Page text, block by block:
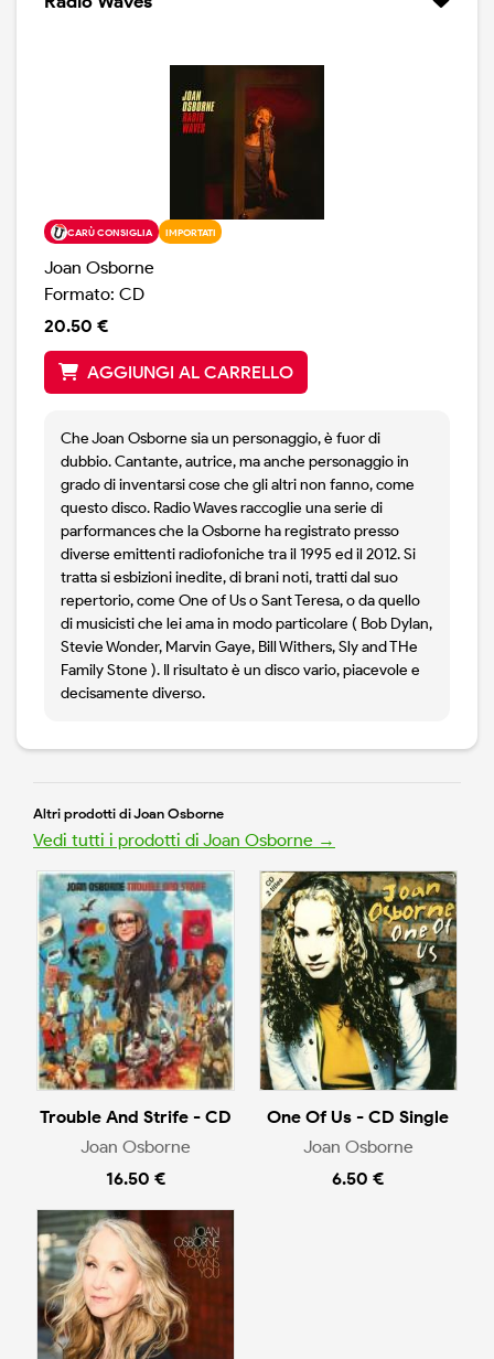
CARÙ CONSIGLIA IMPORTATI
Joan Osborne
Formato: CD
20.50 €
AGGIUNGI AL CARRELLO
Che Joan Osborne sia un personaggio, è fuor di
dubbio. Cantante, autrice, ma anche personaggio in
grado di inventarsi cose che gli altri non fanno, come
questo disco. Radio Waves raccoglie una serie di
parformances che la Osborne ha registrato presso
diverse emittenti radiofoniche tra il 1995 ed il 2012. Si
tratta si esbizioni inedite, di brani noti, tratti dal suo
repertorio, come One of Us o Sant Teresa, o da quello
di musicisti che lei ama in modo particolare ( Bob Dylan,
Stevie Wonder, Marvin Gaye, Bill Withers, Sly and THe
Family Stone ). Il risultato è un disco vario, piacevole e
decisamente diverso.
Altri prodotti di Joan Osborne
Vedi tutti i prodotti di Joan Osborne →
Trouble And Strife - CD
Joan Osborne
16.50 €
One Of Us - CD Single
Joan Osborne
6.50 €